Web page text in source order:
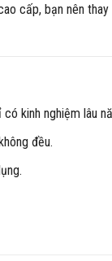
cấp, bạn nên
kinh nghiệm lâu
đều.